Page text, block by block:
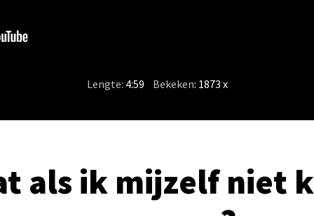
Lengte: 4:59 Bekeken: 1873 x
als ik mijzelf niet